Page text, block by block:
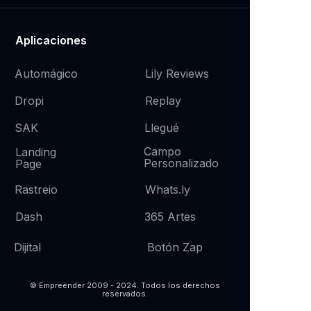
Aplicaciones
Automágico Lily Reviews
Botón Zap
Llegué
SAK
Dropi
Rastreio
Replay
Campo
Personalizado
Landing
Page
Whats.ly
365 Artes
Dash
Dijital
© Empreender 2009 - 2024. Todos los derechos
reservados.